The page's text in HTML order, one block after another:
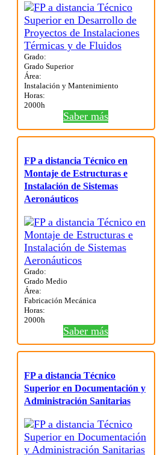
Grado:
Grado Superior
Área:
Instalación y Mantenimiento
Horas:
2000h
Saber más
FP a distancia Técnico en
Montaje de Estructuras e
Instalación de Sistemas
Aeronáuticos
Grado:
Grado Medio
Área:
Fabricación Mecánica
Horas:
2000h
Saber más
FP a distancia Técnico
Superior en Documentación y
Administración Sanitarias